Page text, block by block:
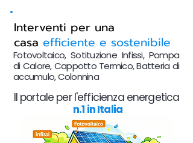
Interventi per una
casa efficiente e sostenibile
Fotovoltaico, Sotituzione Infissi, Pompa
di Calore, Cappotto Termico, Batteria di
accumulo, Colonnina
Il portale per l'efficienza energetica
n.1 in Italia